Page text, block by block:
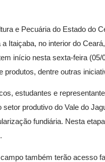
e Pecuária do Estado do
Itaiçaba, no interior do
início nesta sexta-feira
dentre outras
estudantes e
produtivo do Vale do
fundiária. Nesta
também terão acesso